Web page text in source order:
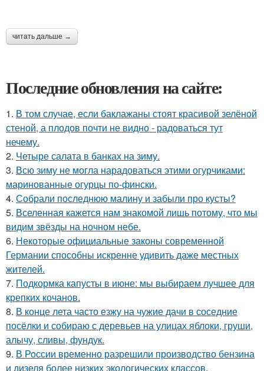
читать дальше →
Последние обновления на сайте:
1. В том случае, если баклажаны стоят красивой зелёной
стеной, а плодов почти не видно - радоваться тут
нечему.
2. Четыре салата в банках на зиму.
3. Всю зиму не могла нарадоваться этими огурчиками:
маринованные огурцы по-фински.
4. Собрали последнюю малину и забыли про кусты?
5. Вселенная кажется нам знакомой лишь потому, что мы
видим звёзды на ночном небе.
6. Некоторые официальные законы современной
Германии способны искренне удивить даже местных
жителей.
7. Подкормка капусты в июне: мы выбираем лучшее для
крепких кочанов.
8. В конце лета часто езжу на чужие дачи в соседние
посёлки и собираю с деревьев на улицах яблоки, груши,
алычу, сливы, фундук.
9. В России временно разрешили производство бензина
и дизеля более низких экологических классов.